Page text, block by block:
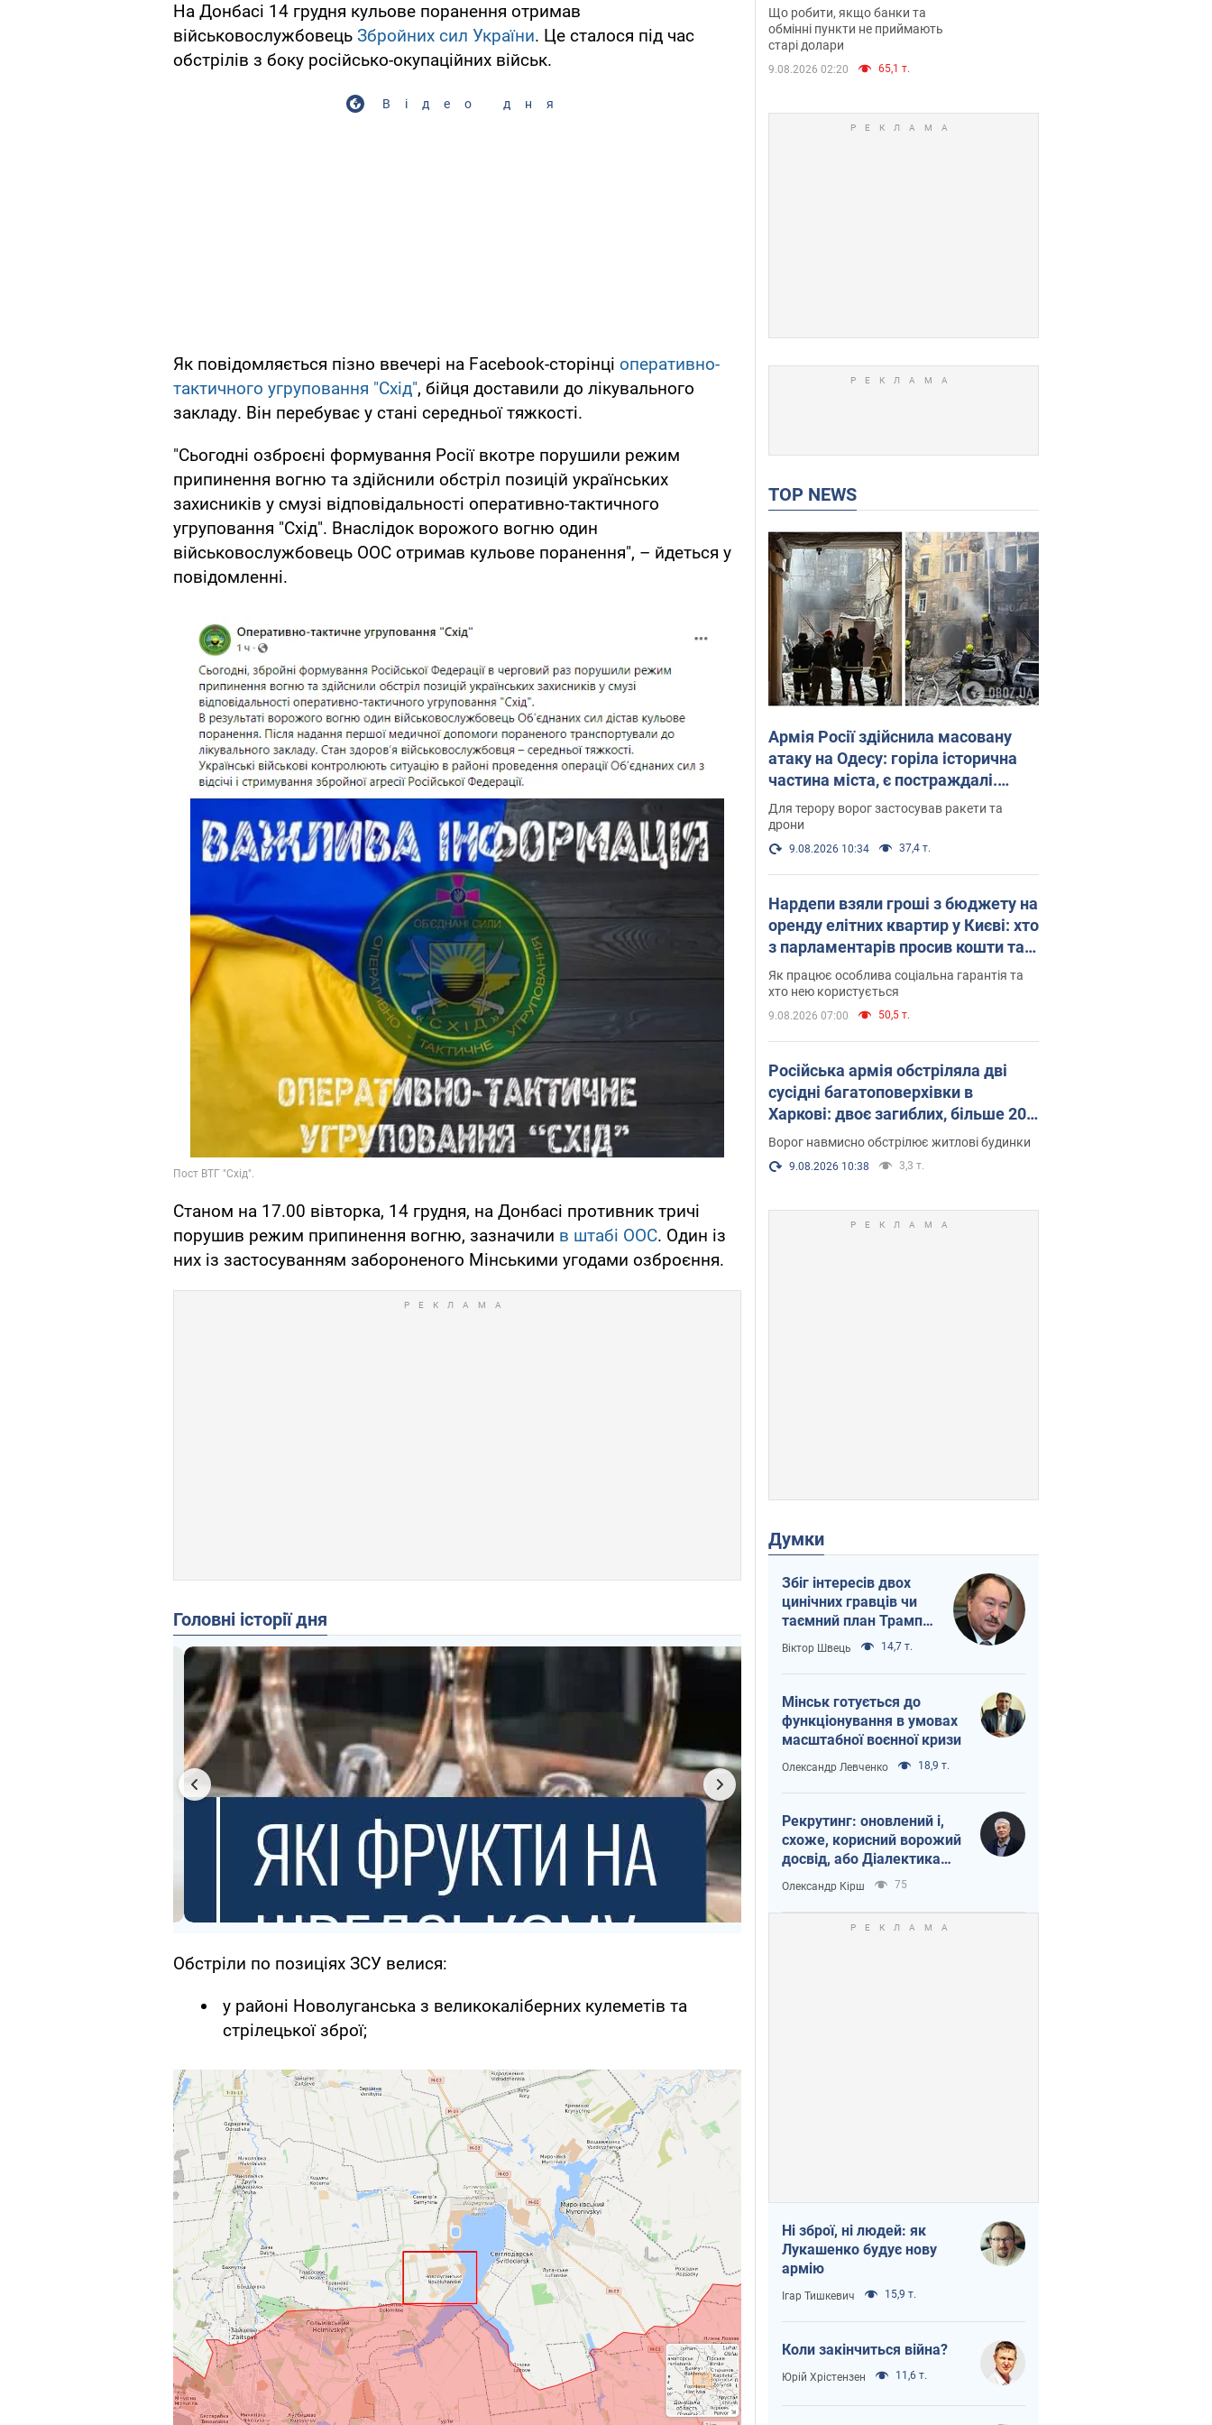
На Донбасі 14 грудня кульове поранення отримав
військовослужбовець Збройних сил України. Це сталося під час
обстрілів з боку російсько-окупаційних військ.
Відео дня
Як повідомляється пізно ввечері на Facebook-сторінці оперативно-
тактичного угруповання "Схід", бійця доставили до лікувального
закладу. Він перебуває у стані середньої тяжкості.
"Сьогодні озброєні формування Росії вкотре порушили режим
припинення вогню та здійснили обстріл позицій українських
захисників у смузі відповідальності оперативно-тактичного
угруповання "Схід". Внаслідок ворожого вогню один
військовослужбовець ООС отримав кульове поранення", – йдеться у
повідомленні.
Станом на 17.00 вівторка, 14 грудня, на Донбасі противник тричі
порушив режим припинення вогню, зазначили в штабі ООС. Один із
них із застосуванням забороненого Мінськими угодами озброєння.
Головні історії дня
Обстріли по позиціях ЗСУ велися:
у районі Новолуганська з великокаліберних кулеметів та
стрілецької зброї;
та банки такі купюри
Що робити, якщо банки та
обмінні пункти не приймають
старі долари
9.08.2026 02:20 65,1 т.
TOP NEWS
Армія Росії здійснила масовану
атаку на Одесу: горіла історична
частина міста, є постраждалі.
Фото та відео
Для терору ворог застосував ракети та
дрони
9.08.2026 10:34 37,4 т.
Нардепи взяли гроші з бюджету на
оренду елітних квартир у Києві: хто
з парламентарів просив кошти та
де поселився
Як працює особлива соціальна гарантія та
хто нею користується
9.08.2026 07:00 50,5 т.
Російська армія обстріляла дві
сусідні багатоповерхівки в
Харкові: двоє загиблих, більше 20
постраждалих
Ворог навмисно обстрілює житлові будинки
9.08.2026 10:38 3,3 т.
Думки
Збіг інтересів двох
цинічних гравців чи
таємний план Трампа
і Путіна?
Віктор Швець 14,7 т.
Мінськ готується до
функціонування в умовах
масштабної воєнної кризи
Олександр Левченко 18,9 т.
Рекрутинг: оновлений і,
схоже, корисний ворожий
досвід, або Діалектика
вибагливого боягузтва
Олександр Кірш 75
Ні зброї, ні людей: як
Лукашенко будує нову
армію
Ігар Тишкевич 15,9 т.
Коли закінчиться війна?
Юрій Хрістензен 11,6 т.